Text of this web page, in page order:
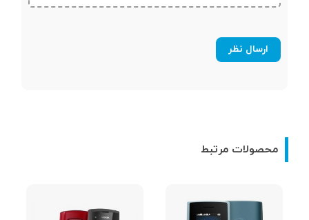
مخابرات و ارتباطات
شبکه های ارتباطی
2G
اتصال شبکه بی
سیم ( Wi-Fi )
محصولات مرتبط